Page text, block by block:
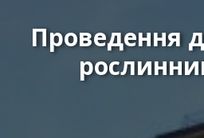
ННЦ
«ІЗ
Проведення